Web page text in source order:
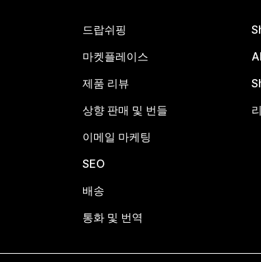
드랍쉬핑
마켓플레이스
제품 리뷰
상향 판매 및 번들
이메일 마케팅
SEO
배송
통화 및 번역